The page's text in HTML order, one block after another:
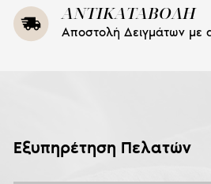
ΑΝΤΙΚΑΤΑΒΟΛΗ
Αποστολή Δειγμάτων με
Εξυπηρέτηση Πελατών